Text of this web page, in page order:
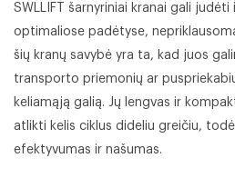
SWLLIFT šarnyriniai kranai gali
optimaliose padėtyse,
šių kranų savybė yra ta, kad juos
transporto priemonių ar
keliamąją galią. Jų lengvas ir
atlikti kelis ciklus dideliu greičiu,
efektyvumas ir našumas.